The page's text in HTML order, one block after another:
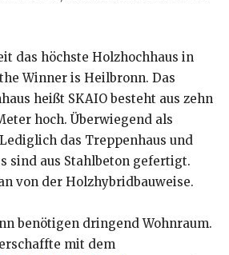
das höchste Holzhochhaus in
Winner is Heilbronn. Das
heißt SKAIO besteht aus zehn
hoch. Überwiegend als
das Treppenhaus und
sind aus Stahlbeton gefertigt.
von der Holzhybridbauweise.
benötigen dringend Wohnraum.
mit dem